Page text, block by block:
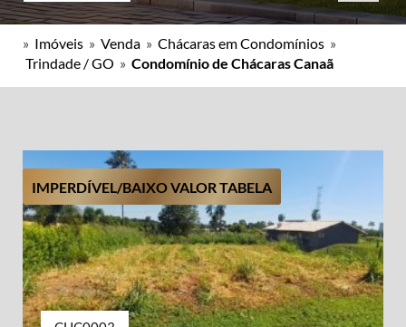
» Imóveis » Venda » Chácaras em Condomínios »
Trindade / GO » Condomínio de Chácaras Canaã
IMPERDÍVEL/BAIXO VALOR TABELA